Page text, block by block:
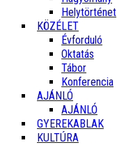
Helytörténet
KÖZÉLET
Évforduló
Oktatás
Tábor
Konferencia
AJÁNLÓ
AJÁNLÓ
GYEREKABLAK
KULTÚRA